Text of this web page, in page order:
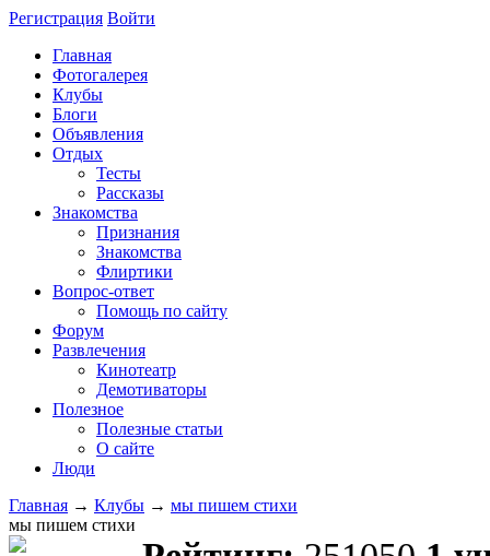
Регистрация Войти
Главная
Фотогалерея
Клубы
Блоги
Объявления
Отдых
Тесты
Рассказы
Знакомства
Признания
Знакомства
Флиртики
Вопрос-ответ
Помощь по сайту
Форум
Развлечения
Кинотеатр
Демотиваторы
Полезное
Полезные статьи
О сайте
Люди
Главная → Клубы → мы пишем стихи
мы пишем стихи